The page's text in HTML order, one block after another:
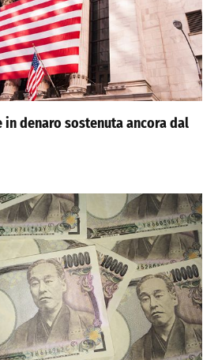
in denaro sostenuta ancora dal